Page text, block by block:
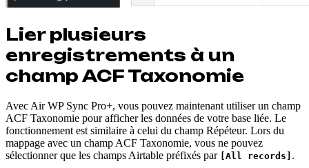
Lier plusieurs
enregistrements à un
champ ACF Taxonomie
Avec Air WP Sync Pro+, vous pouvez maintenant utiliser un champ
ACF Taxonomie pour afficher les données de votre base liée. Le
fonctionnement est similaire à celui du champ Répéteur. Lors du
mappage avec un champ ACF Taxonomie, vous ne pouvez
sélectionner que les champs Airtable préfixés par
[All records] .